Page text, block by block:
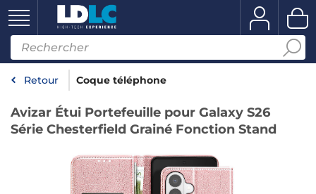
Retour Coque téléphone
Avizar Étui Portefeuille pour Galaxy S26
Série Chesterfield Grainé Fonction Stand